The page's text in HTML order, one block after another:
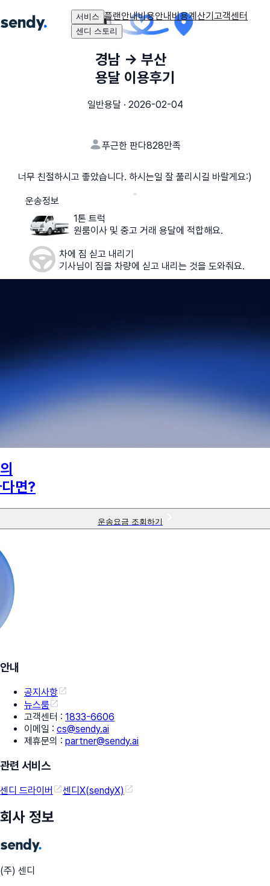
서비스 플랜안내비용안내비용계산기고객센터
센디 스토리
경남 → 부산
용달 이용후기
일반용달· 2026-02-04
푸근한 판다828만족
너무 친절하시고 좋았습니다. 하시는일 잘 풀리시길 바랄게요:)
운송정보
1톤 트럭
원룸이사 및 중고 거래 용달에 적합해요.
차에 짐 싣고 내리기
기사님이 짐을 차량에 싣고 내리는 것을 도와줘요.
면?
운송요금 조회하기
안내
공지사항
뉴스룸
고객센터 : 1833-6606
이메일 : cs@sendy.ai
제휴문의 : partner@sendy.ai
관련 서비스
센디 드라이버 센디X(sendyX)
회사 정보
(주) 센디